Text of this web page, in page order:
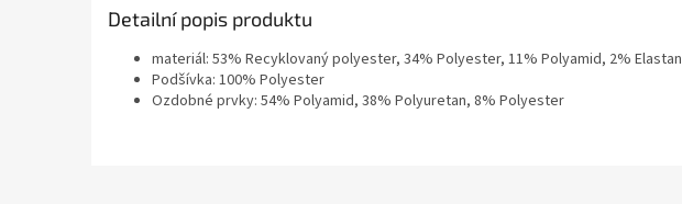
Detailní popis produktu
materiál: 53% Recyklovaný polyester, 34% Polyester, 11% Polyamid, 2% Elastan
Podšívka: 100% Polyester
Ozdobné prvky: 54% Polyamid, 38% Polyuretan, 8% Polyester